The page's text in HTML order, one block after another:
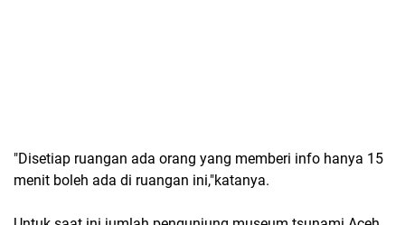
"Disetiap ruangan ada orang yang memberi info hanya 15
menit boleh ada di ruangan ini,"katanya.